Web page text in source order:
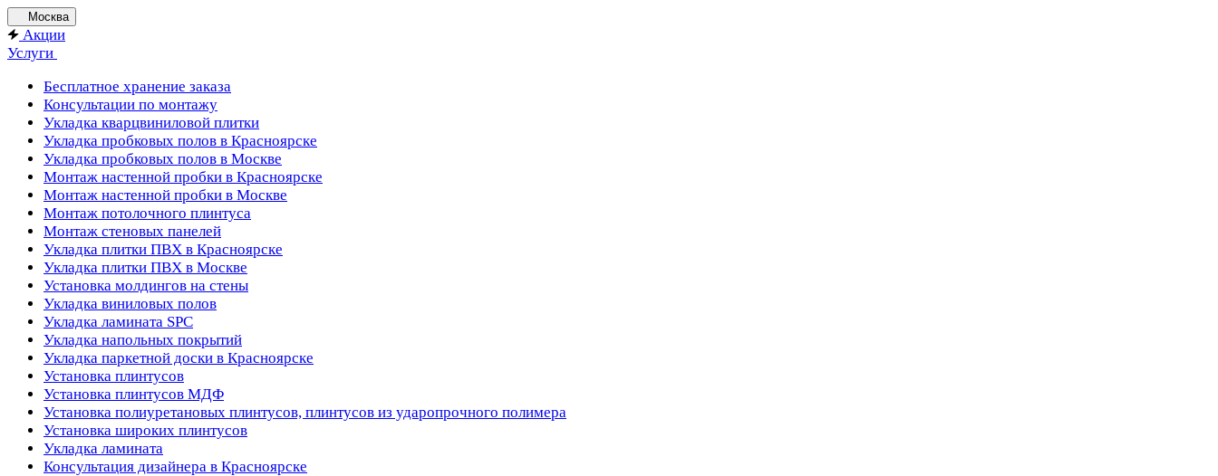
Москва
Акции
Услуги
Бесплатное хранение заказа
Консультации по монтажу
Укладка кварцвиниловой плитки
Укладка пробковых полов в Красноярске
Укладка пробковых полов в Москве
Монтаж настенной пробки в Красноярске
Монтаж настенной пробки в Москве
Монтаж потолочного плинтуса
Монтаж стеновых панелей
Укладка плитки ПВХ в Красноярске
Укладка плитки ПВХ в Москве
Установка молдингов на стены
Укладка виниловых полов
Укладка ламината SPC
Укладка напольных покрытий
Укладка паркетной доски в Красноярске
Установка плинтусов
Установка плинтусов МДФ
Установка полиуретановых плинтусов, плинтусов из ударопрочного полимера
Установка широких плинтусов
Укладка ламината
Консультация дизайнера в Красноярске